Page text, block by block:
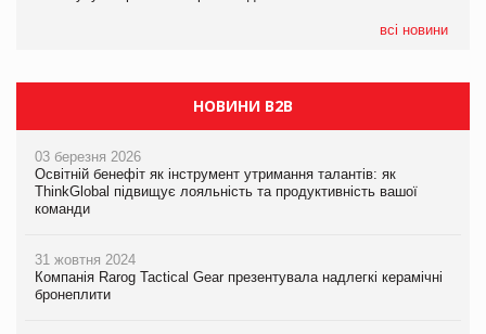
всі новини
НОВИНИ B2B
03 березня 2026
Освітній бенефіт як інструмент утримання талантів: як
ThinkGlobal підвищує лояльність та продуктивність вашої
команди
31 жовтня 2024
Компанія Rarog Tactical Gear презентувала надлегкі керамічні
бронеплити